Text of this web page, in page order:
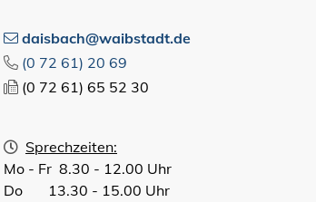
daisbach@waibstadt.de
(0 72 61) 20 69
(0 72 61) 65 52 30
Sprechzeiten:
Mo - Fr 8.30 - 12.00 Uhr
Do 13.30 - 15.00 Uhr